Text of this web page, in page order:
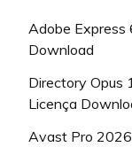
Adobe Express
Download
Directory Opus
Licença
Avast Pro